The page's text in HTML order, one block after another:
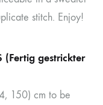
stitch. Enjoy!
(Fertig gestrickter
150) cm to be